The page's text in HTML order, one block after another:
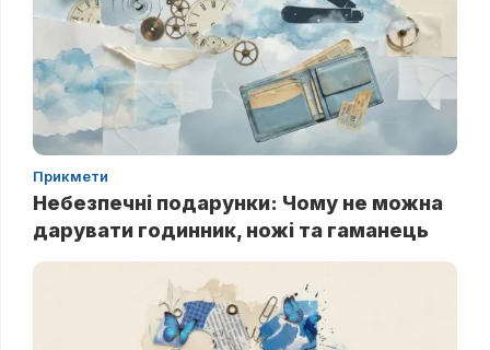
Прикмети
Небезпечні подарунки: Чому не можна
дарувати годинник, ножі та гаманець